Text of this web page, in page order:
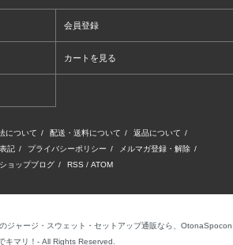
会員登録
カートを見る
について / 配送・送料について / 返品について /
記 / プライバシーポリシー / メルマガ登録・解除 /
ショップブログ / RSS / ATOM
ジャージ・スウェット・セットアップ通販なら、OtonaSpocon
キマリ！- All Rights Reserved.